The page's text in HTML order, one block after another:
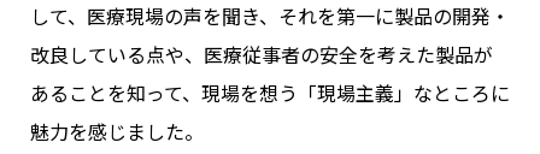
して、医療現場の声を聞き、それを第一に製品の開発・
改良している点や、医療従事者の安全を考えた製品が
あることを知って、現場を想う「現場主義」なところに
魅力を感じました。